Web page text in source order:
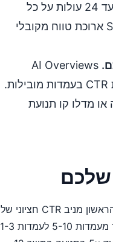
לעיתים קרובות מגלה שהכנסות מצטברות בחודשים 13 עד 24 עולות על כל
השנה הראשונה. מקרה זה שימושי להבטחת השקעת SEO ארוכת טווח מקובלי
AI Overviews
מופיעים בכ-31% מחיפושי Google ועלולים להפחית את CTR בעמדות מובילות.
מדלו קו תנועת
שלכם
לפי נתונים מצטברים מ-Backlinko, AWR ו-SISTRIX, דירוג במקום הראשון מניב CTR חציוני של